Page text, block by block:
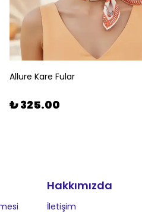
Allure Kare Fular
₺ 325.00
Hakkımızda
İletişim